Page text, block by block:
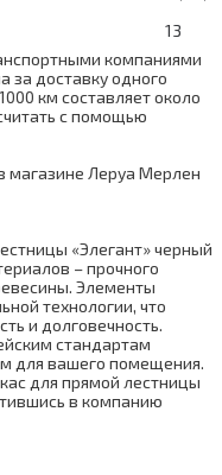
13
компаниями
доставку одного
км составляет около
с помощью
магазине Леруа Мерлен
«Элегант» черный
– прочного
Элементы
технологии, что
и долговечность.
стандартам
для вашего помещения.
для прямой лестницы
в компанию